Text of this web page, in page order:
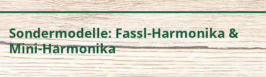
Sondermodelle: Fassl-Harmonika &
Mini-Harmonika